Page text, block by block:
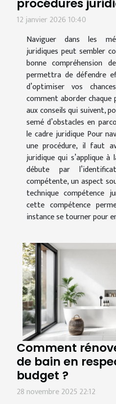
12 janvier 2026 10:40
Naviguer dans les
juridiques peut sembler
bonne compréhension
permettra de défendre
d’optimiser vos
comment aborder chaque
aux conseils qui suivent,
semé d’obstacles en
le cadre juridique Pour
une procédure, il faut
juridique qui s’applique
débute par
compétente, un aspect
technique compétence
cette compétence
instance se tourner pour
Comment
de bain en
budget ?
28 novembre 2025 22:12